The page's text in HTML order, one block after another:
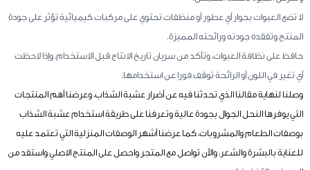
لا تضع العبوات بجوار أي عطور أو منظفات تحتوي على مركبات كيميائية تؤثر على جودة
المنتج وتفقده جودته ورائحته المميزة.
حافظ على نظافة العبوات، وتأكد من سريان تاريخ الانتاج قبل الاستخدام، وإذا لاحظت
أي تغير في اللون أو الرائحة توقف فورا عن استخدامها.
وصلنا لنهاية مقالنا الذي تحدثنا فيه عن أضرار عشبة الشذاب، وعرضنا أهم المنتجات
التي يوفرها النحل الجوال بجودة عالية وتعرفنا على طريقة استخدام عشبة الشذاب
بوصفات الطعام والمشروبات، كما عرضنا أشهر الوصفات المنزلية التي تعتمد عليه
للعناية بالبشرة والشعر، والآن تواصل مع المتجر واحصل على المنتج الاصلي واستفد من